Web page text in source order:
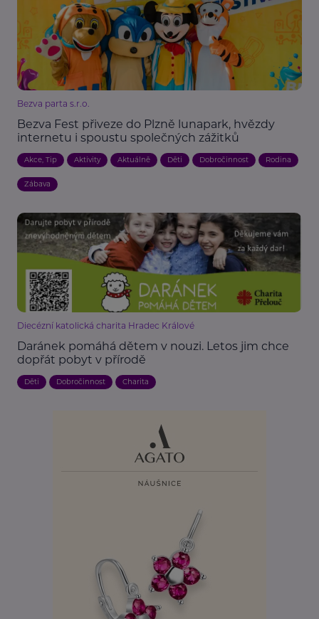
Bezva parta s.r.o.
Bezva Fest přiveze do Plzně lunapark, hvězdy
internetu i spoustu společných zážitků
Akce, Tip Aktivity Aktuálně Děti Dobročinnost Rodina
Zábava
Diecézní katolická charita Hradec Králové
Daránek pomáhá dětem v nouzi. Letos jim chce
dopřát pobyt v přírodě
Děti Dobročinnost Charita